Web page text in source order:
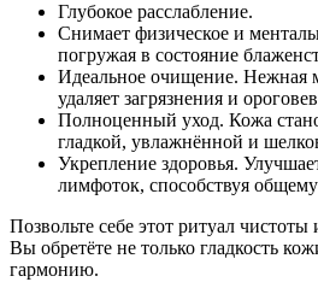
Глубокое расслабление.
Снимает физическое и
погружая в состояние
Идеальное очищение. Нежная
удаляет загрязнения и
Полноценный уход. Кожа
гладкой, увлажнённой и
Укрепление здоровья.
лимфоток, способствуя
Позвольте себе этот ритуал чистоты
Вы обретёте не только гладкость
гармонию.